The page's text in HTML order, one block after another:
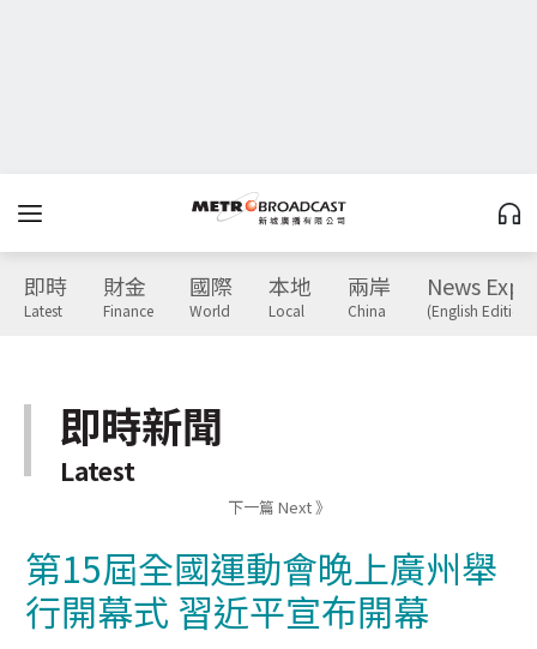
即時
Latest
財金
Finance
國際
World
本地
Local
兩岸
China
News
(English Edition)
即時新聞
Latest
下一篇 Next 》
第15屆全國運動會晚上廣州舉
行開幕式 習近平宣布開幕